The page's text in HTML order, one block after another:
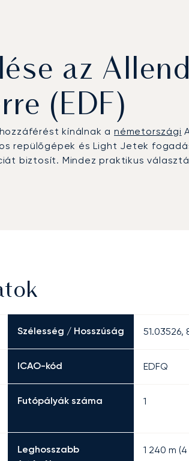
az
(EDF)
kínálnak a németországi
repülőgépek és Light Jetek
biztosít. Mindez praktikus
Szélesség / Hosszúság 51.03526,
ICAO-kód EDFQ
Futópályák száma 1
Leghosszabb
1 240 m (4